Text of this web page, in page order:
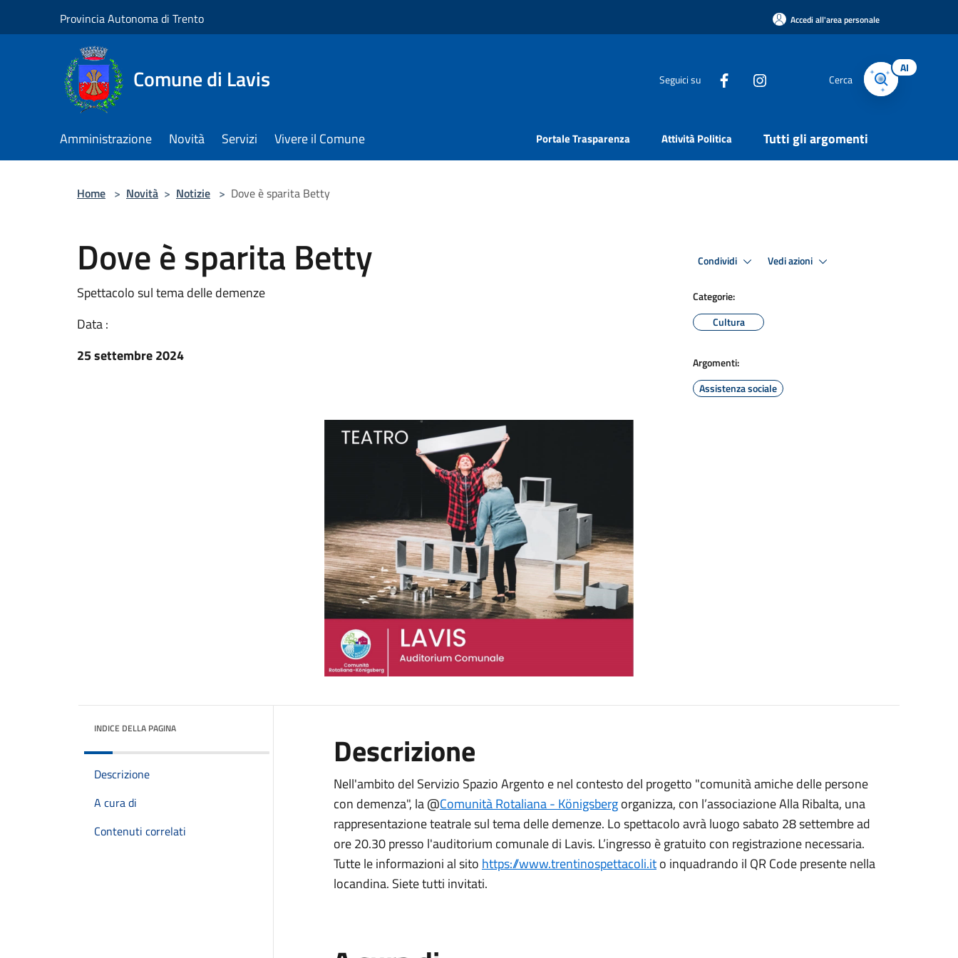
Provincia Autonoma di Trento Accedi all'area personale
Comune di Lavis Seguici su Cerca
AI
Amministrazione Novità Servizi Vivere il Comune Portale Trasparenza Attività Politica Tutti gli argomenti
Home > Novità > Notizie > Dove è sparita Betty
Dove è sparita Betty
Spettacolo sul tema delle demenze
Data :
25 settembre 2024
Condividi Vedi azioni
Categorie:
Cultura
Argomenti:
Assistenza sociale
INDICE DELLA PAGINA
Descrizione
A cura di
Contenuti correlati
Descrizione
Nell'ambito del Servizio Spazio Argento e nel contesto del progetto "comunità amiche delle persone
con demenza", la @Comunità Rotaliana - Königsbergorganizza, con l’associazione Alla Ribalta, una
rappresentazione teatrale sul tema delle demenze. Lo spettacolo avrà luogo sabato 28 settembre ad
ore 20.30 presso l'auditorium comunale di Lavis. L’ingresso è gratuito con registrazione necessaria.
Tutte le informazioni al sito https://www.trentinospettacoli.ito inquadrando il QR Code presente nella
locandina. Siete tutti invitati.